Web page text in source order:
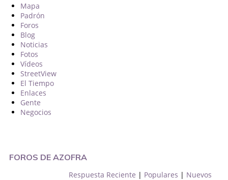
Mapa
Padrón
Foros
Blog
Noticias
Fotos
Vídeos
StreetView
El Tiempo
Enlaces
Gente
Negocios
FOROS DE AZOFRA
Respuesta Reciente | Populares | Nuevos